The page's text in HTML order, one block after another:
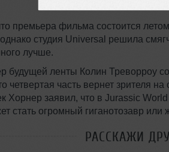
премьера фильма состоится
студия Universal решила
лучше.
будущей ленты Колин Треворроу
четвертая часть вернет зрителя
Хорнер заявил, что в Jurassic
стать огромный гиганотозавр
РАССКАЖИ